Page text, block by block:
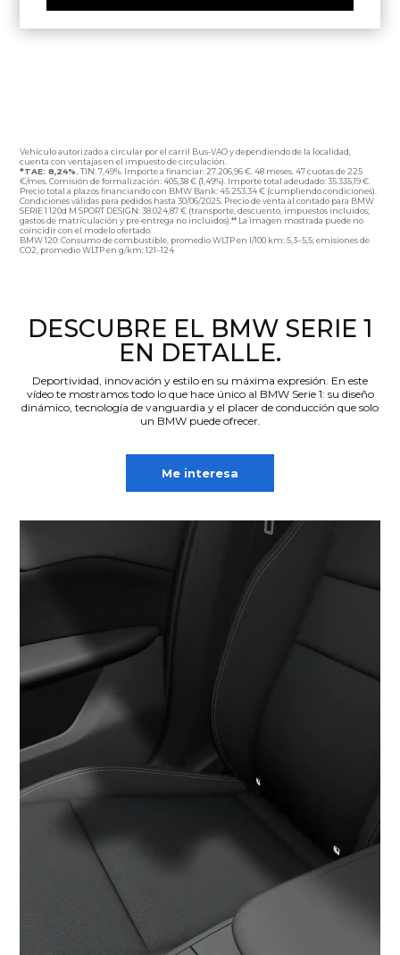
Vehículo autorizado a circular por el carril Bus-VAO y dependiendo de la localidad,
cuenta con ventajas en el impuesto de circulación.
*TAE: 8,24%. TIN: 7,49%. Importe a financiar: 27.206,96 €. 48 meses. 47 cuotas de 225
€/mes. Comisión de formalización: 405,38 € (1,49%). Importe total adeudado: 35.335,19 €.
Precio total a plazos financiando con BMW Bank: 45.253,34 € (cumpliendo condiciones).
Condiciones válidas para pedidos hasta 30/06/2025. Precio de venta al contado para BMW
SERIE 1 120d M SPORT DESIGN: 38.024,87 € (transporte, descuento, impuestos incluidos;
gastos de matriculación y pre-entrega no incluidos).** La imagen mostrada puede no
coincidir con el modelo ofertado.
BMW 120: Consumo de combustible, promedio WLTP en l/100 km: 5,3–5,5; emisiones de
CO2, promedio WLTP en g/km: 121–124
DESCUBRE EL BMW SERIE 1
EN DETALLE.
Deportividad, innovación y estilo en su máxima expresión. En este
vídeo te mostramos todo lo que hace único al BMW Serie 1: su diseño
dinámico, tecnología de vanguardia y el placer de conducción que solo
un BMW puede ofrecer.
Me interesa
vídeo